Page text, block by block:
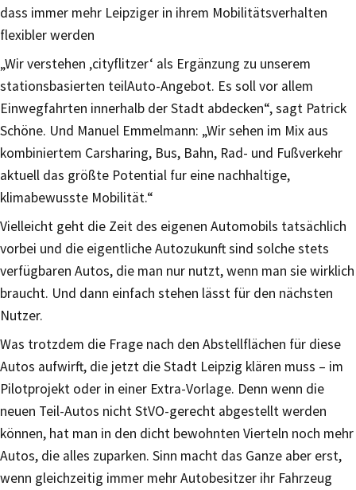
dass immer mehr Leipziger in ihrem Mobilitätsverhalten
flexibler werden
„Wir verstehen ‚cityflitzer‘ als Ergänzung zu unserem
stationsbasierten teilAuto-Angebot. Es soll vor allem
Einwegfahrten innerhalb der Stadt abdecken“, sagt Patrick
Schöne. Und Manuel Emmelmann: „Wir sehen im Mix aus
kombiniertem Carsharing, Bus, Bahn, Rad- und Fußverkehr
aktuell das größte Potential fur eine nachhaltige,
klimabewusste Mobilität.“
Vielleicht geht die Zeit des eigenen Automobils tatsächlich
vorbei und die eigentliche Autozukunft sind solche stets
verfügbaren Autos, die man nur nutzt, wenn man sie wirklich
braucht. Und dann einfach stehen lässt für den nächsten
Nutzer.
Was trotzdem die Frage nach den Abstellflächen für diese
Autos aufwirft, die jetzt die Stadt Leipzig klären muss – im
Pilotprojekt oder in einer Extra-Vorlage. Denn wenn die
neuen Teil-Autos nicht StVO-gerecht abgestellt werden
können, hat man in den dicht bewohnten Vierteln noch mehr
Autos, die alles zuparken. Sinn macht das Ganze aber erst,
wenn gleichzeitig immer mehr Autobesitzer ihr Fahrzeug